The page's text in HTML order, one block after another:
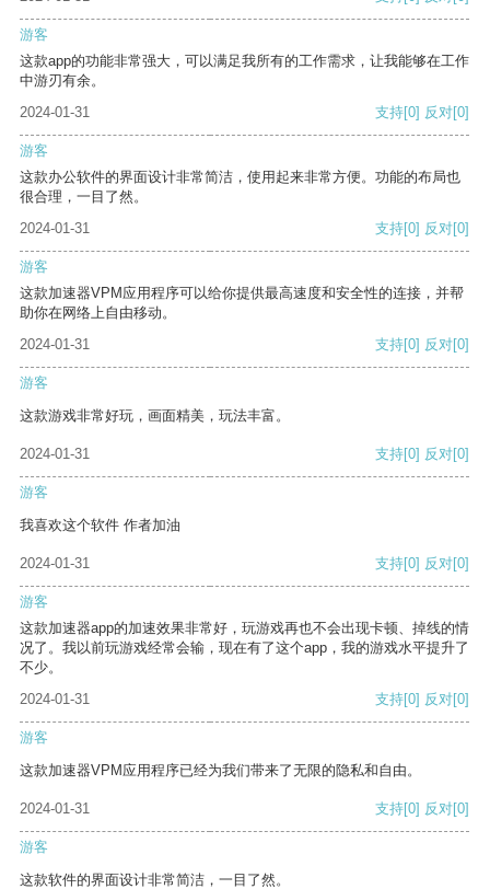
游客
这款app的功能非常强大，可以满足我所有的工作需求，让我能够在工作
中游刃有余。
2024-01-31
支持[0] 反对[0]
游客
这款办公软件的界面设计非常简洁，使用起来非常方便。功能的布局也
很合理，一目了然。
2024-01-31
支持[0] 反对[0]
游客
这款加速器VPM应用程序可以给你提供最高速度和安全性的连接，并帮
助你在网络上自由移动。
2024-01-31
支持[0] 反对[0]
游客
这款游戏非常好玩，画面精美，玩法丰富。
2024-01-31 支持[0] 反对[0]
游客
我喜欢这个软件 作者加油
2024-01-31 支持[0] 反对[0]
游客
这款加速器app的加速效果非常好，玩游戏再也不会出现卡顿、掉线的情
况了。我以前玩游戏经常会输，现在有了这个app，我的游戏水平提升了
不少。
2024-01-31
支持[0] 反对[0]
游客
这款加速器VPM应用程序已经为我们带来了无限的隐私和自由。
2024-01-31 支持[0] 反对[0]
游客
这款软件的界面设计非常简洁，一目了然。